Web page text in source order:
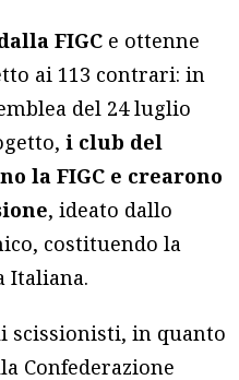
FIGC e ottenne
ai 113 contrari: in
del 24 luglio
i club del
la FIGC e crearono
, ideato dallo
costituendo la
Italiana.
scissionisti, in quanto
Confederazione